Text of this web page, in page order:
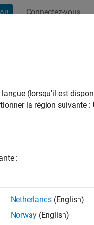
Connectez-vous
(lorsqu'il est
la région suivante :
:
Netherlands (English)
Norway (English)